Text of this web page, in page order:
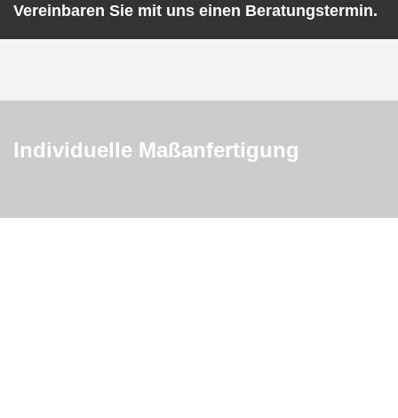
Vereinbaren Sie mit uns einen Beratungstermin.
Individuelle Maßanfertigung